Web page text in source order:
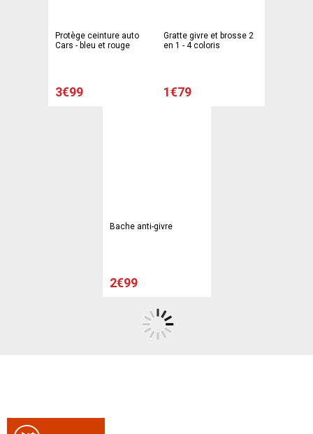
Protège ceinture auto
Cars - bleu et rouge
3€99
Gratte givre et brosse 2
en 1 - 4 coloris
1€79
Bache anti-givre
2€99